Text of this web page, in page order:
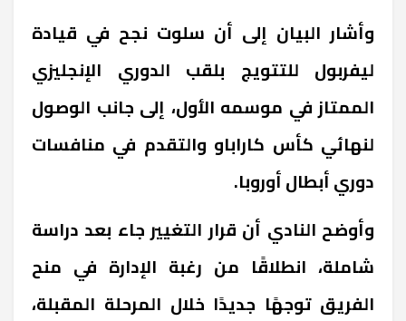
وأشار البيان إلى أن سلوت نجح في قيادة
ليفربول للتتويج بلقب الدوري الإنجليزي
الممتاز في موسمه الأول، إلى جانب الوصول
لنهائي كأس كاراباو والتقدم في منافسات
دوري أبطال أوروبا.
وأوضح النادي أن قرار التغيير جاء بعد دراسة
شاملة، انطلاقًا من رغبة الإدارة في منح
الفريق توجهًا جديدًا خلال المرحلة المقبلة،